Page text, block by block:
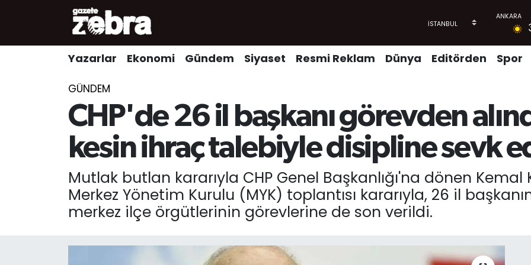
Yazarlar Ekonomi Gündem Siyaset Resmi Reklam Dünya Editörden Spor
GÜNDEM
CHP'de 26 il başkanı görevden
kesin ihraç talebiyle disipline sevk
Mutlak butlan kararıyla CHP Genel Başkanlığı'na dönen Kemal
Merkez Yönetim Kurulu (MYK) toplantısı kararıyla, 26 il
merkez ilçe örgütlerinin görevlerine de son verildi.
Yazarlar
Kültür-Sanat
Nöbetçi Eczaneler
Trafik Durumu
Süper Lig Puan Durumu ve Fikstür
Son Dakika Haberleri